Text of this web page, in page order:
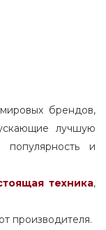
брендов,
лучшую
и
техника,
производителя.